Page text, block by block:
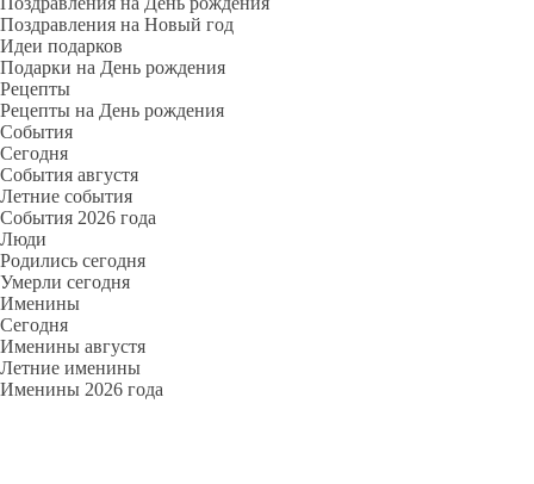
Поздравления на Новый год
Идеи подарков
Подарки на День рождения
Рецепты
Рецепты на День рождения
События
Cегодня
События августя
Летние события
События 2026 года
Люди
Родились сегодня
Умерли сегодня
Именины
Cегодня
Именины августя
Летние именины
Именины 2026 года